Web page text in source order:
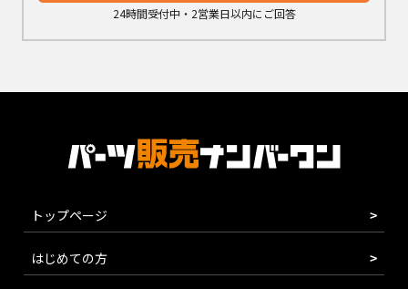
24時間受付中・2営業日以内にご回答
トップページ
はじめての方